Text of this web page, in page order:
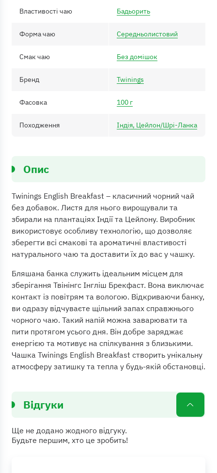
Властивості чаю Бадьорить
Форма чаю Середньолистовий
Смак чаю Без домішок
Бренд Twinings
Фасовка 100 г
Походження Індія, Цейлон/Шрі-Ланка
Опис
Twinings English Breakfast – класичний чорний чай
без добавок. Листя для нього вирощували та
збирали на плантаціях Індії та Цейлону. Виробник
використовує особливу технологію, що дозволяє
зберегти всі смакові та ароматичні властивості
натурального чаю та доставити їх до вас у чашку.
Бляшана банка служить ідеальним місцем для
зберігання Твінінгс Інгліш Брекфаст. Вона виключає
контакт із повітрям та вологою. Відкриваючи банку,
ви одразу відчуваєте щільний запах справжнього
чорного чаю. Такий напій можна заварювати та
пити протягом усього дня. Він добре заряджає
енергією та мотивує на спілкування з близькими.
Чашка Twinings English Breakfast створить унікальну
атмосферу затишку та тепла у будь-якій обстановці.
Відгуки
Ще не додано жодного відгуку.
Будьте першим, хто це зробить!